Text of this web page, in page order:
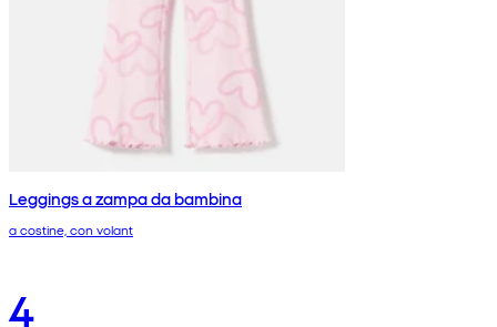
Leggings a zampa da bambina
a costine, con volant
4